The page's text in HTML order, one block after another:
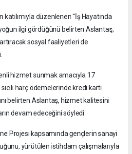
düzenlenen "İş Hayatında
yoğun ilgi gördüğünü belirten Aslantaş,
sosyal faaliyetleri de
hizmet sunmak amacıyla 17
harç ödemelerinde kredi kartı
belirten Aslantaş, hizmet kalitesini
devam edeceğini söyledi.
Projesi kapsamında gençlerin sanayi
yürütülen istihdam çalışmalarıyla